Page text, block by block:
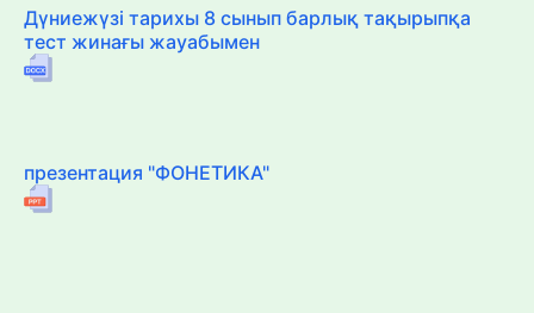
Дүниежүзі тарихы 8 сынып барлық тақырыпқа
тест жинағы жауабымен
презентация "ФОНЕТИКА"